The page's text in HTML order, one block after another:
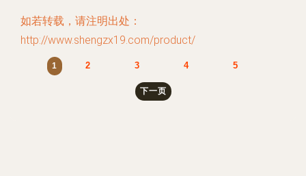
如若转载，请注明出处：
http://www.shengzx19.com/product/
1 2 3 4 5
下一页